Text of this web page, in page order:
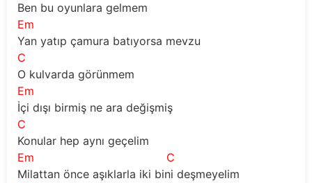
Ben bu oyunlara gelmem
Em
Yan yatıp çamura batıyorsa mevzu
C
O kulvarda görünmem
Em
İçi dışı birmiş ne ara değişmiş
C
Konular hep aynı geçelim
Em
C
Milattan önce aşıklarla iki bini deşmeyelim